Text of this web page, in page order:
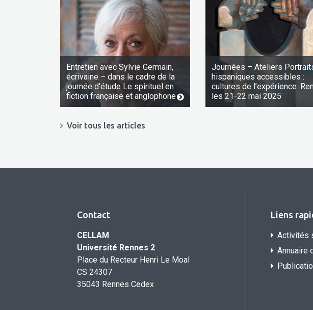
Entretien avec Sylvie Germain,
écrivaine – dans le cadre de la
journée d’étude Le spirituel en
fiction française et anglophone
Journées – Ateliers
hispaniques accessibles :
cultures de l’expérience.
les 21-22 mai 2025
Voir tous les articles
Contact
CELLAM
Université Rennes 2
Place du Recteur Henri Le Moal
CS 24307
35043 Rennes Cedex
Liens
Activités
Annuaire